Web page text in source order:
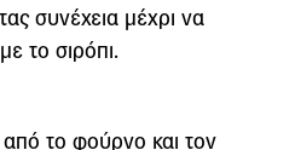
συνέχεια μέχρι να
το σιρόπι.
το φούρνο και τον